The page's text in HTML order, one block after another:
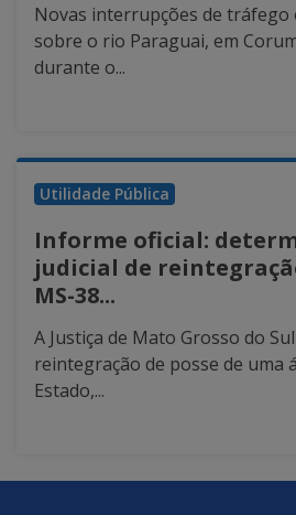
Novas interrupções de
sobre o rio Paraguai, em
durante o...
Utilidade Pública
Informe oficial:
judicial de
MS-38...
A Justiça de Mato Grosso do
reintegração de posse de uma
Estado,...